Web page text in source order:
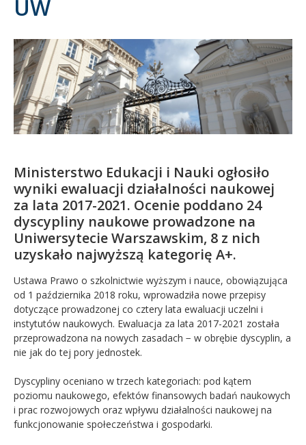
Absolwent
UW
Ministerstwo Edukacji i Nauki ogłosiło
wyniki ewaluacji działalności naukowej
za lata 2017-2021. Ocenie poddano 24
dyscypliny naukowe prowadzone na
Uniwersytecie Warszawskim, 8 z nich
uzyskało najwyższą kategorię A+.
Ustawa Prawo o szkolnictwie wyższym i nauce, obowiązująca
od 1 października 2018 roku, wprowadziła nowe przepisy
dotyczące prowadzonej co cztery lata ewaluacji uczelni i
instytutów naukowych. Ewaluacja za lata 2017-2021 została
przeprowadzona na nowych zasadach − w obrębie dyscyplin, a
nie jak do tej pory jednostek.
Dyscypliny oceniano w trzech kategoriach: pod kątem
poziomu naukowego, efektów finansowych badań naukowych
i prac rozwojowych oraz wpływu działalności naukowej na
funkcjonowanie społeczeństwa i gospodarki.